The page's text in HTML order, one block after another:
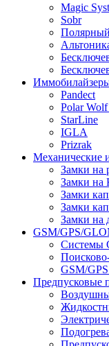
Magic
Sobr
Pandect
Polar
StarLine
IGLA
Prizrak
Механические
Замки на
Замки
Замки
Замки
Замки на
GSM/GPS/
Системы
GSM/
Предпусковые